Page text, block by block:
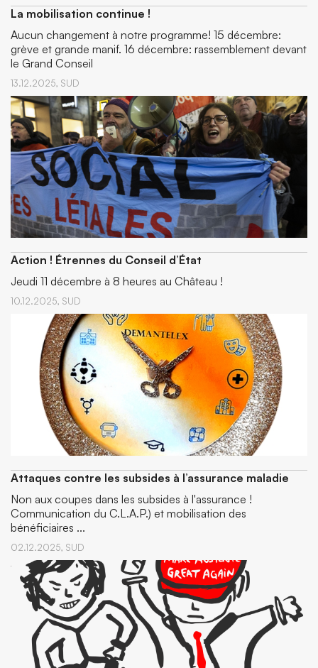
La mobilisation continue !
Aucun changement à notre programme! 15 décembre:
grève et grande manif. 16 décembre: rassemblement devant
le Grand Conseil
13.12.2025, SUD
Action ! Étrennes du Conseil d’État
Jeudi 11 décembre à 8 heures au Château !
10.12.2025, SUD
Attaques contre les subsides à l’assurance maladie
Non aux coupes dans les subsides à l'assurance !
Communication du C.L.A.P.) et mobilisation des
bénéficiaires ...
02.12.2025, SUD